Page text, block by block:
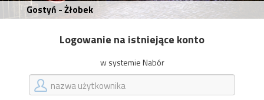
Gostyń - Żłobek
Logowanie na istniejące konto
w systemie Nabór